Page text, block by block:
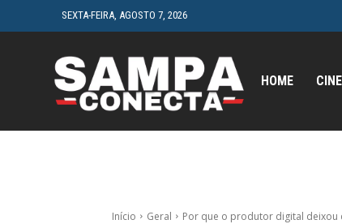
SEXTA-FEIRA, AGOSTO 7, 2026
HOME
Início Geral Por que o produtor digital deixou